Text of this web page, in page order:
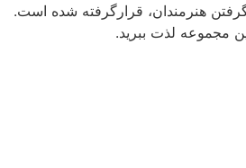
گرفتن هنرمندان، قرارگرفته شده است.
مجموعه لذت ببرید.